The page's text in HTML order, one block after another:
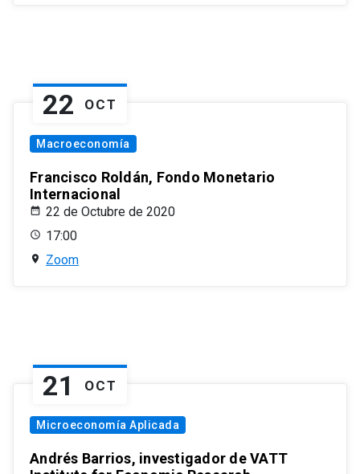
22 OCT
Macroeconomía
Francisco Roldán, Fondo Monetario
Internacional
22 de Octubre de 2020
17:00
Zoom
21 OCT
Microeconomía Aplicada
Andrés Barrios, investigador de VATT